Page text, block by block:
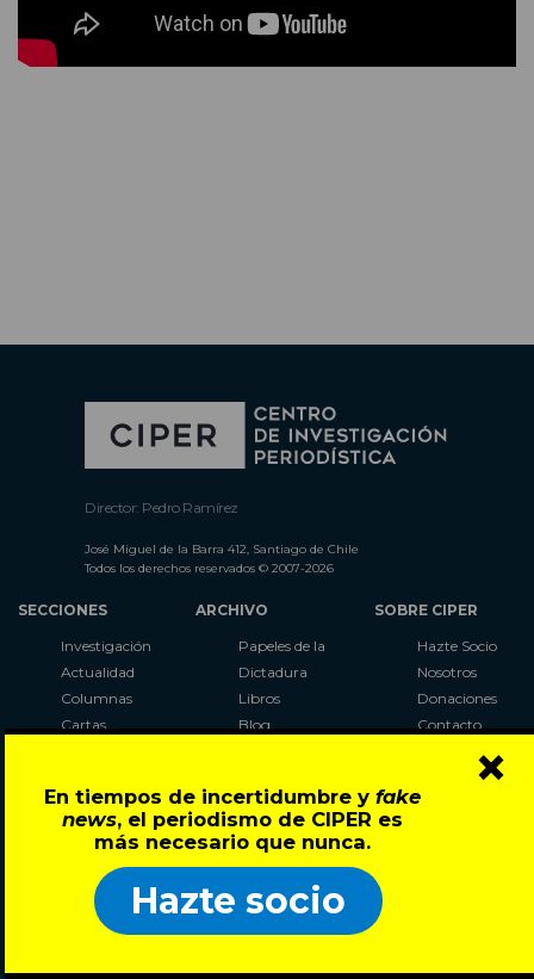
En tiempos de incertidumbre y fake
news, el periodismo de CIPER es
más necesario que nunca.
Hazte socio
×
Director: Pedro Ramírez
José Miguel de la Barra 412, Santiago de Chile
Todos los derechos reservados © 2007-2026
SECCIONES
Investigación
Actualidad
Columnas
Cartas
ARCHIVO
Papeles de la
Dictadura
Libros
Blog
Académico
LaBot
Constituyente
Al Plebiscito
con CIPER
SOBRE CIPER
Hazte Socio
Nosotros
Donaciones
Contacto
Newsletter
Festival